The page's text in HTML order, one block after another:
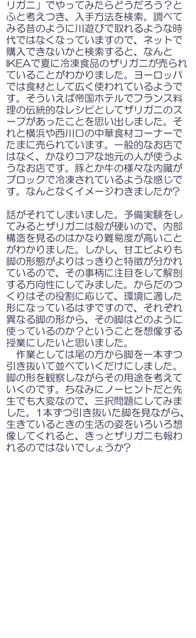
リガニ」でやってみたらどうだろう？と
ふと考えつき、入手方法を検索。調べて
みる昔のように川遊びで取れるような時
代ではなくなっていますので、ネットで
購入できないかと検索すると、なんと
IKEAで夏に冷凍食品のザリガニが売られ
ていることがわかりました。ヨーロッパ
では食材として広く使われているようで
す。そういえば帝国ホテルでフランス料
理の伝統的なレシピとしてザリガニのス
ープがあったことを思い出しました。そ
れと横浜や西川口の中華食材コーナーで
たまに売られています。一般的なお店で
はなく、かなりコアな地元の人が使うよ
うなお店です。豚とか牛の様々な内臓が
ブロックで冷凍されているような感じで
す。なんとなくイメージわきましたか?
話がそれてしまいました。予備実験をし
てみるとザリガニは殻が硬いので、内部
構造を見るのはかなり難易度が高いこと
がわかりました。しかし、甘エビよりも
脚の形態がよりはっきりと特徴が分かれ
ているので、その事柄に注目をして解剖
する方向性にしてみました。からだのつ
くりはその役割に応じて、環境に適した
形になっているはずですので、それぞれ
異なる脚の形から、その脚はどのように
使っているのか？ということを想像する
授業にしたいと思いました。
作業としては尾の方から脚を一本ずつ
引き抜いて並べていくだけにしました。
脚の形を観察しながらその用途を考えて
いくのです。ちなみにノーヒントだと先
生でも大変なので、三択問題にしてみま
した。1本ずつ引き抜いた脚を見ながら、
生きているときの生活の姿をいろいろ想
像してくれると、きっとザリガニも報わ
れるのではないでしょうか?